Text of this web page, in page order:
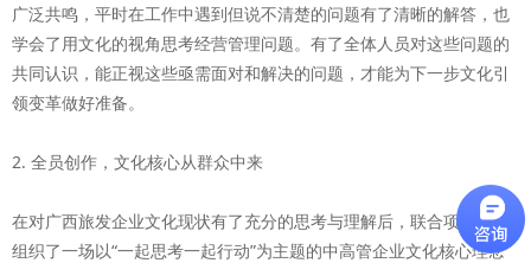
广泛共鸣，平时在工作中遇到但说不清楚的问题有了清晰的解答，也
学会了用文化的视角思考经营管理问题。有了全体人员对这些问题的
共同认识，能正视这些亟需面对和解决的问题，才能为下一步文化引
领变革做好准备。
2. 全员创作，文化核心从群众中来
在对广西旅发企业文化现状有了充分的思考与理解后，联合项目团队
组织了一场以“一起思考一起行动”为主题的中高管企业文化核心理念